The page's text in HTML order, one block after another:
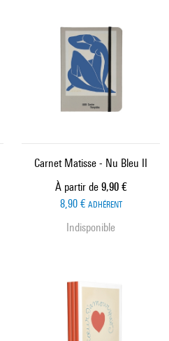
Carnet Matisse - Nu Bleu II
À partir de Prix ​​actuel
9,90 €
8,90 € ADHÉRENT
Indisponible